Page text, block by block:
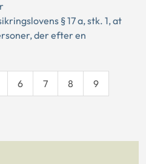
§ 17 a, stk. 1, at
der efter en
6 7 8 9